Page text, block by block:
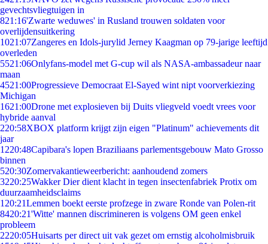
gevechtsvliegtuigen in
821:16'Zwarte weduwes' in Rusland trouwen soldaten voor
overlijdensuitkering
1021:07Zangeres en Idols-jurylid Jerney Kaagman op 79-jarige leeftijd
overleden
5521:06Onlyfans-model met G-cup wil als NASA-ambassadeur naar
maan
4521:00Progressieve Democraat El-Sayed wint nipt voorverkiezing
Michigan
1621:00Drone met explosieven bij Duits vliegveld voedt vrees voor
hybride aanval
220:58XBOX platform krijgt zijn eigen "Platinum" achievements dit
jaar
1220:48Capibara's lopen Braziliaans parlementsgebouw Mato Grosso
binnen
520:30Zomervakantieweerbericht: aanhoudend zomers
3220:25Wakker Dier dient klacht in tegen insectenfabriek Protix om
duurzaamheidsclaims
1 20:21Lemmen boekt eerste profzege in zware Ronde van Polen-rit
8420:21'Witte' mannen discrimineren is volgens OM geen enkel
probleem
2220:05Huisarts per direct uit vak gezet om ernstig alcoholmisbruik